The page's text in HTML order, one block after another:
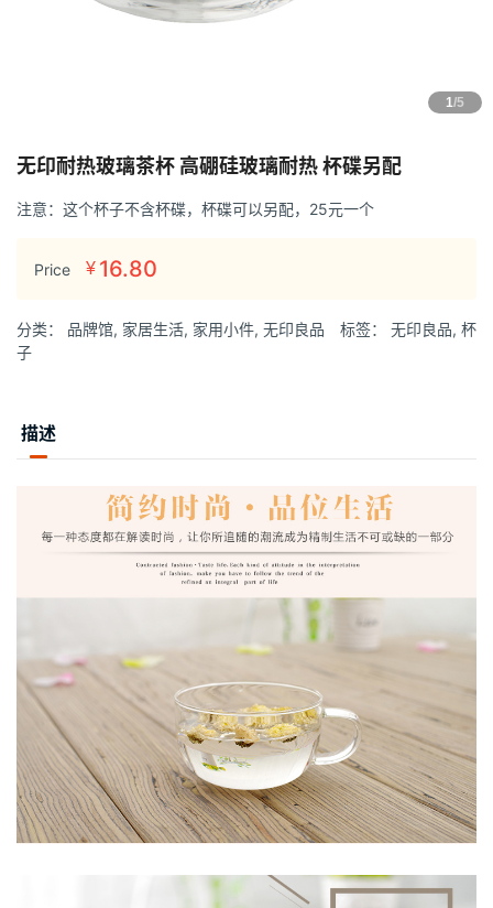
1/5
无印耐热玻璃茶杯 高硼硅玻璃耐热 杯碟另配
注意：这个杯子不含杯碟，杯碟可以另配，25元一个
Price ¥ 16.80
分类： 品牌馆, 家居生活, 家用小件, 无印良品 标签： 无印良品, 杯
子
描述